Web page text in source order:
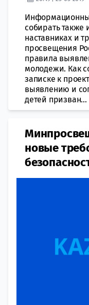
собирать
наставниках и
просвещения
правила
молодежи. Как
записке к
выявлению и
детей призван...
новые